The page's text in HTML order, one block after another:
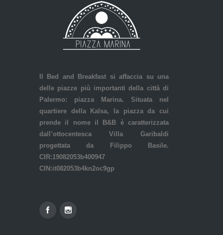
Il Bed and Breakfast si affaccia su una
delle piazze più importanti della città di
Palermo: piazza Marina. Situata nel
quartiere della Kalsa, la piazza da cui
prende il nome il B&B è caratterizzata
dall’ottocentesca Villa Garibaldi
progettata da Filippo Basile.
CIR:19082053b400947
CIN:it082053b4kn2oc9gp